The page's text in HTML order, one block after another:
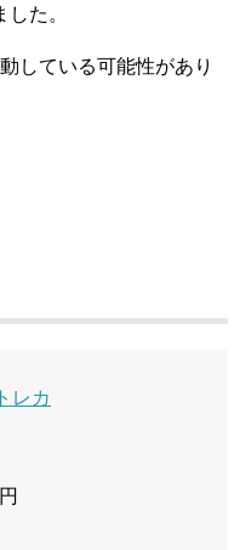
た。
している可能性があり
レカ